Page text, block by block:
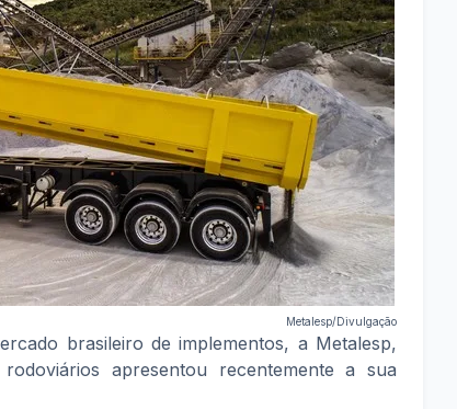
Metalesp/Divulgação
brasileiro de implementos, a Metalesp,
apresentou recentemente a sua